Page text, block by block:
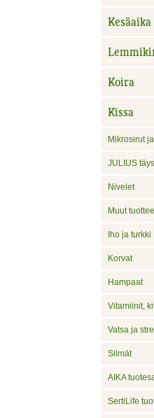
Koira
Kissa
Mikrosirut
JULIUS
Nivelet
Muut
Iho ja turkki
Korvat
Hampaat
Vitamiinit,
Vatsa ja
Silmät
AIKA
SertiLife